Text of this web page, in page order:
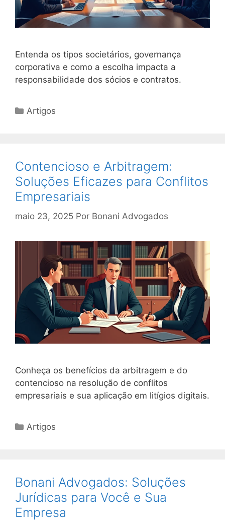
Entenda os tipos societários, governança
corporativa e como a escolha impacta a
responsabilidade dos sócios e contratos.
Categorias
Artigos
Contencioso e Arbitragem:
Soluções Eficazes para Conflitos
Empresariais
maio 23, 2025 Por Bonani Advogados
Conheça os benefícios da arbitragem e do
contencioso na resolução de conflitos
empresariais e sua aplicação em litígios digitais.
Categorias
Artigos
Bonani Advogados: Soluções
Jurídicas para Você e Sua
Empresa